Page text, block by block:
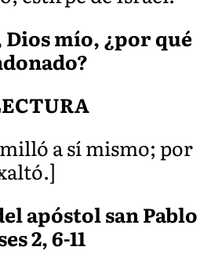
Dios mío, ¿por qué
a sí mismo; por
apóstol san Pablo
2, 6-11